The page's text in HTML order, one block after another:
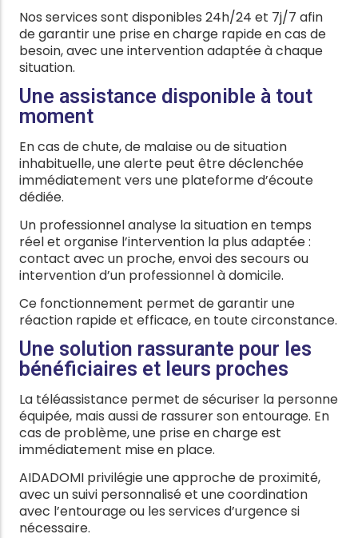
Nos services sont disponibles 24h/24 et 7j/7 afin
de garantir une prise en charge rapide en cas de
besoin, avec une intervention adaptée à chaque
situation.
Une assistance disponible à tout
moment
En cas de chute, de malaise ou de situation
inhabituelle, une alerte peut être déclenchée
immédiatement vers une plateforme d’écoute
dédiée.
Un professionnel analyse la situation en temps
réel et organise l’intervention la plus adaptée :
contact avec un proche, envoi des secours ou
intervention d’un professionnel à domicile.
Ce fonctionnement permet de garantir une
réaction rapide et efficace, en toute circonstance.
Une solution rassurante pour les
bénéficiaires et leurs proches
La téléassistance permet de sécuriser la personne
équipée, mais aussi de rassurer son entourage. En
cas de problème, une prise en charge est
immédiatement mise en place.
AIDADOMI privilégie une approche de proximité,
avec un suivi personnalisé et une coordination
avec l’entourage ou les services d’urgence si
nécessaire.